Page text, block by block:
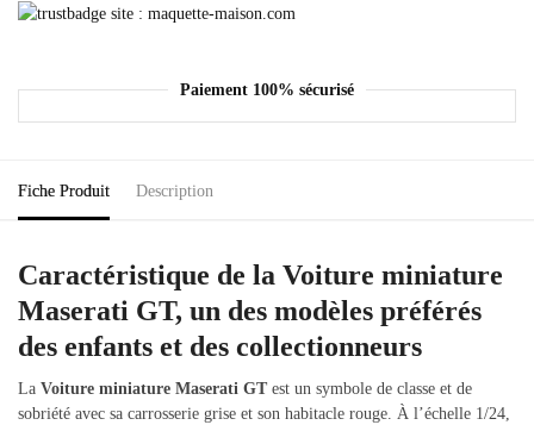
Paiement 100% sécurisé
Fiche Produit Description
Caractéristique de la Voiture miniature
Maserati GT, un des modèles préférés
des enfants et des collectionneurs
La Voiture miniature Maserati GTest un symbole de classe et de
sobriété avec sa carrosserie grise et son habitacle rouge. À l’échelle 1/24,